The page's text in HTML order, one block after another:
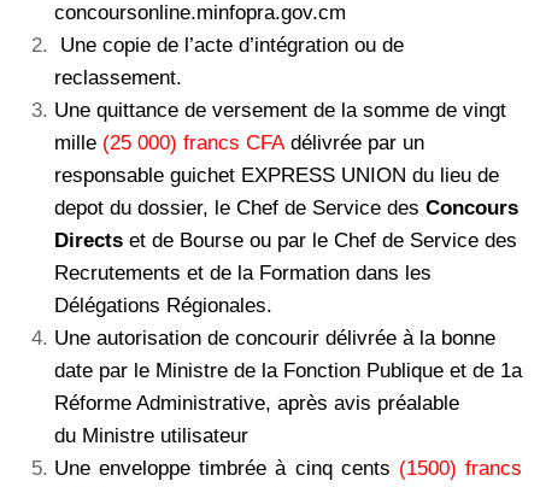
concoursonline.minfopra.gov.cm
Une copie de l’acte d’intégration ou de
reclassement.
Une quittance de versement de la somme de vingt
mille (25 000) francs CFA délivrée par un
responsable guichet EXPRESS UNION du lieu de
depot du dossier, le Chef de Service des Concours
Directs et de Bourse ou par le Chef de Service des
Recrutements et de la Formation dans les
Délégations Régionales.
Une autorisation de concourir délivrée à la bonne
date par le Ministre de la Fonction Publique et de 1a
Réforme Administrative, après avis préalable
du Ministre utilisateur
Une enveloppe timbrée à cinq cents (1500) francs